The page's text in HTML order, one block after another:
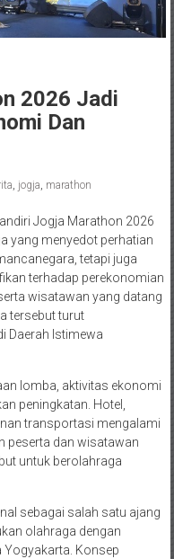
2026 Jadi
Dan
, jogja, marathon
Jogja Marathon 2026
yang menyedot perhatian
tetapi juga
terhadap perekonomian
wisatawan yang datang
tersebut turut
Daerah Istimewa
lomba, aktivitas ekonomi
peningkatan. Hotel,
transportasi mengalami
peserta dan wisatawan
untuk berolahraga
sebagai salah satu ajang
olahraga dengan
Konsep